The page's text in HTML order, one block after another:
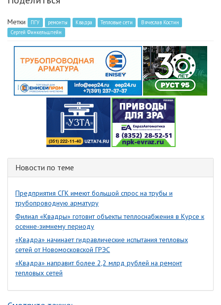
Метки ПГУ ремонты Квадра Тепловые сети
Вячеслав Костин
Сергей Финкельштейн
Новости по теме
Предприятия СГК имеют большой спрос на трубы и
трубопроводную арматуру
Филиал «Квадры» готовит объекты теплоснабжения в Курсе к
осенне-зимнему периоду
«Квадра» начинает гидравлические испытания тепловых
сетей от Новомосковской ГРЭС
«Квадра» направит более 2,2 млрд рублей на ремонт
тепловых сетей